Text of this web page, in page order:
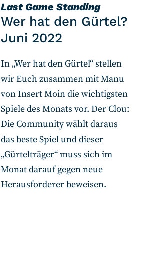
Last Game Standing
Wer hat den Gürtel?
Juni 2022
In „Wer hat den Gürtel“ stellen
wir Euch zusammen mit Manu
von Insert Moin die wichtigsten
Spiele des Monats vor. Der Clou:
Die Community wählt daraus
das beste Spiel und dieser
„Gürtelträger“ muss sich im
Monat darauf gegen neue
Herausforderer beweisen.